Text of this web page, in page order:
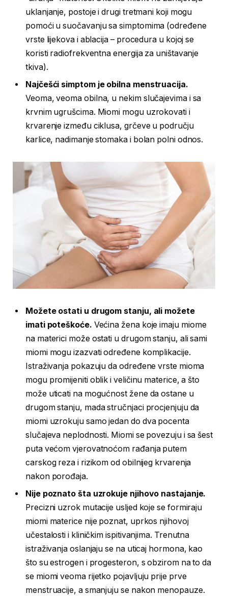
uklanjanje, postoje i drugi tretmani koji mogu
pomoći u suočavanju sa simptomima (određene
vrste lijekova i ablacija – procedura u kojoj se
koristi radiofrekventna energija za uništavanje
tkiva).
Najčešći simptom je obilna menstruacija.
Veoma, veoma obilna, u nekim slučajevima i sa
krvnim ugrušcima. Miomi mogu uzrokovati i
krvarenje između ciklusa, grčeve u području
karlice, nadimanje stomaka i bolan polni odnos.
Možete ostati u drugom stanju, ali možete
imati poteškoće. Većina žena koje imaju miome
na materici može ostati u drugom stanju, ali sami
miomi mogu izazvati određene komplikacije.
Istraživanja pokazuju da određene vrste mioma
mogu promijeniti oblik i veličinu materice, a što
može uticati na mogućnost žene da ostane u
drugom stanju, mada stručnjaci procjenjuju da
miomi uzrokuju samo jedan do dva pocenta
slučajeva neplodnosti. Miomi se povezuju i sa šest
puta većom vjerovatnoćom rađanja putem
carskog reza i rizikom od obilnijeg krvarenja
nakon porođaja.
Nije poznato šta uzrokuje njihovo nastajanje.
Precizni uzrok mutacije usljed koje se formiraju
miomi materice nije poznat, uprkos njihovoj
učestalosti i kliničkim ispitivanjima. Trenutna
istraživanja oslanjaju se na uticaj hormona, kao
što su estrogen i progesteron, s obzirom na to da
se miomi veoma rijetko pojavljuju prije prve
menstruacije, a smanjuju se nakon menopauze.